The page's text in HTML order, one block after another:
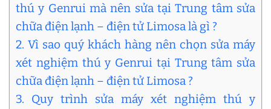
thú y Genrui mà nên sửa tại Trung tâm sửa
chữa điện lạnh – điện tử Limosa là gì ?
2. Vì sao quý khách hàng nên chọn sửa máy
xét nghiệm thú y Genrui tại Trung tâm sửa
chữa điện lạnh – điện tử Limosa ?
3. Quy trình sửa máy xét nghiệm thú y